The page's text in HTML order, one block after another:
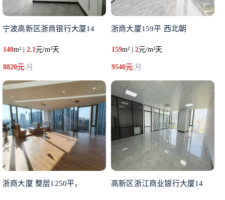
宁波高新区浙商银行大厦14
140m² | 2.1元/m²天
8820元/月
浙商大厦159平 西北朝
159m² |2元/m²天
9540元/月
浙商大厦 整层1250平， 高新区浙江商业银行大厦14